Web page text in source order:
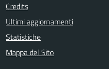
Credits
Ultimi aggiornamenti
Statistiche
Mappa del Sito